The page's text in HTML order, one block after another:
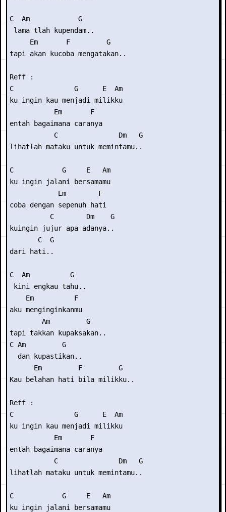
C  Am            G
lama tlah kupendam..
     Em       F         G
tapi akan kucoba mengatakan..
Reff :
C               G      E  Am
ku ingin kau menjadi milikku
           Em       F
entah bagaimana caranya
           C               Dm   G
lihatlah mataku untuk memintamu..
C            G     E   Am
ku ingin jalani bersamamu
            Em        F
coba dengan sepenuh hati
          C        Dm    G
kuingin jujur apa adanya..
       C  G
dari hati..
C  Am          G
kini engkau tahu..
    Em          F
aku menginginkanmu
        Am         G
tapi takkan kupaksakan..
C Am         G
  dan kupastikan..
      Em         F         G
Kau belahan hati bila milikku..
Reff :
C               G      E  Am
ku ingin kau menjadi milikku
           Em       F
entah bagaimana caranya
           C               Dm   G
lihatlah mataku untuk memintamu..
C            G     E   Am
ku ingin jalani bersamamu